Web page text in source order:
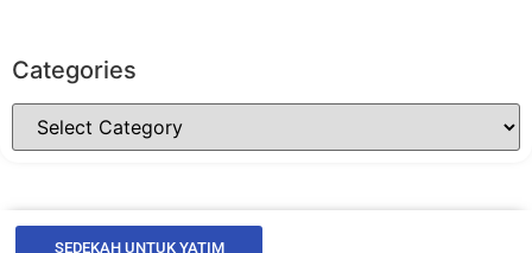
Categories
SEDEKAH UNTUK YATIM